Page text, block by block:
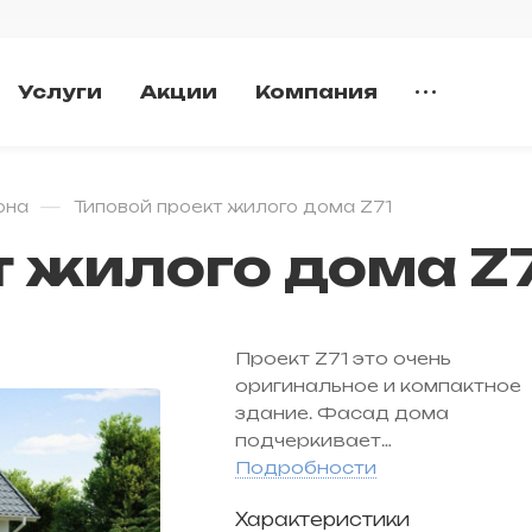
Услуги Акции Компания
— Типовой проект жилого дома Z71
жилого дома
Проект Z71 это очень
оригинальное и компактное
здание. Фасад дома
подчеркивает
индивидуальные
защитит все строение от
Подробности
Характеристики